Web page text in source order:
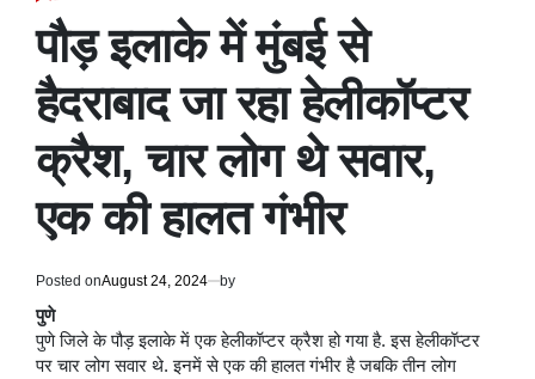
पौड़ इलाके में मुंबई से
हैदराबाद जा रहा हेलीकॉप्टर
क्रैश, चार लोग थे सवार,
एक की हालत गंभीर
Posted onAugust 24, 2024 by
पुणे
पुणे जिले के पौड़ इलाके में एक हेलीकॉप्टर क्रैश हो गया है. इस हेलीकॉप्टर
पर चार लोग सवार थे. इनमें से एक की हालत गंभीर है जबकि तीन लोग